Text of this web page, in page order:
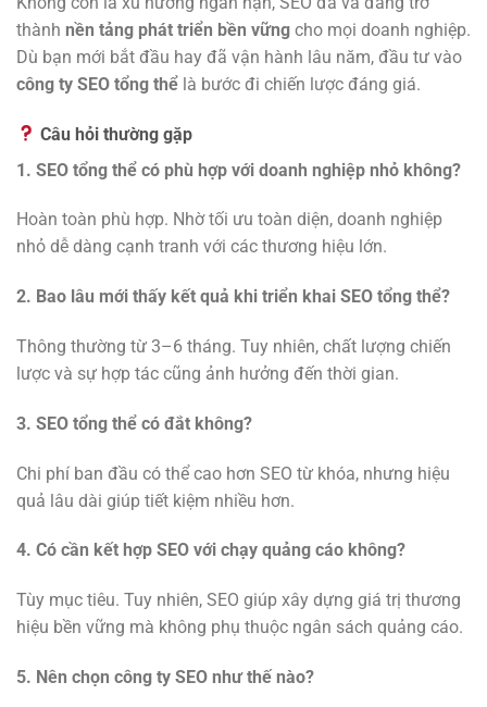
thành nền tảng phát triển bền vững cho mọi doanh nghiệp.
Dù bạn mới bắt đầu hay đã vận hành lâu năm, đầu tư vào
công ty SEO tổng thể là bước đi chiến lược đáng giá.
Câu hỏi thường gặp
1. SEO tổng thể có phù hợp với doanh nghiệp nhỏ không?
Hoàn toàn phù hợp. Nhờ tối ưu toàn diện, doanh nghiệp
nhỏ dễ dàng cạnh tranh với các thương hiệu lớn.
2. Bao lâu mới thấy kết quả khi triển khai SEO tổng thể?
Thông thường từ 3–6 tháng. Tuy nhiên, chất lượng chiến
lược và sự hợp tác cũng ảnh hưởng đến thời gian.
3. SEO tổng thể có đắt không?
Chi phí ban đầu có thể cao hơn SEO từ khóa, nhưng hiệu
quả lâu dài giúp tiết kiệm nhiều hơn.
4. Có cần kết hợp SEO với chạy quảng cáo không?
Tùy mục tiêu. Tuy nhiên, SEO giúp xây dựng giá trị thương
hiệu bền vững mà không phụ thuộc ngân sách quảng cáo.
5. Nên chọn công ty SEO như thế nào?